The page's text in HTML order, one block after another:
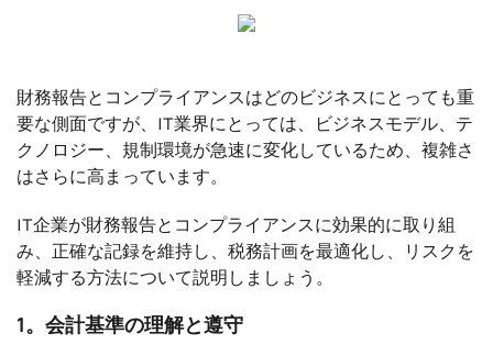
財務報告とコンプライアンスはどのビジネスにとっても重
要な側面ですが、IT業界にとっては、ビジネスモデル、テ
クノロジー、規制環境が急速に変化しているため、複雑さ
はさらに高まっています。
IT企業が財務報告とコンプライアンスに効果的に取り組
み、正確な記録を維持し、税務計画を最適化し、リスクを
軽減する方法について説明しましょう。
1。会計基準の理解と遵守